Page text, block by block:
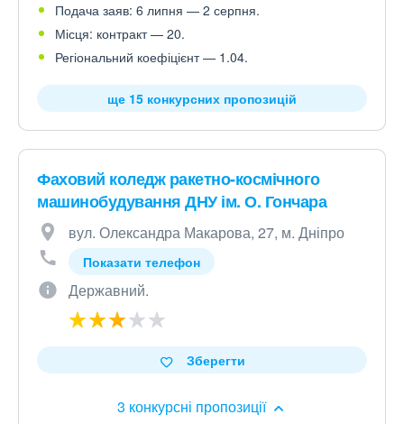
Подача заяв: 6 липня — 2 серпня.
Місця: контракт — 20.
Регіональний коефіцієнт — 1.04.
ще 15 конкурсних пропозицій
Фаховий коледж ракетно-космічного
машинобудування ДНУ ім. О. Гончара
вул. Олександра Макарова, 27, м. Дніпро
Показати телефон
Державний.
3 конкурсні пропозиції
Зберегти